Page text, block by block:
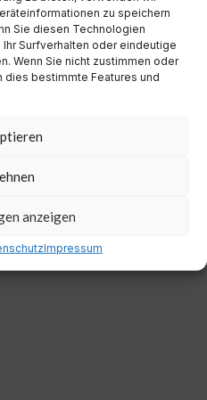
zu speichern
Sie diesen Technologien
Surfverhalten oder eindeutige
Wenn Sie nicht zustimmen oder
dies bestimmte Features und
anzeigen
Impressum